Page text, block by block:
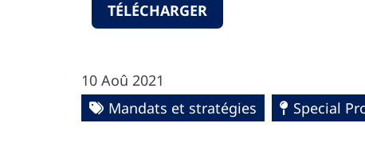
TÉLÉCHARGER
10 Aoû 2021
Mandats et stratégies
Special